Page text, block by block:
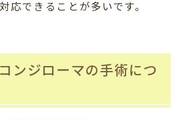
応できることが多いです。
ンジローマの手術につ